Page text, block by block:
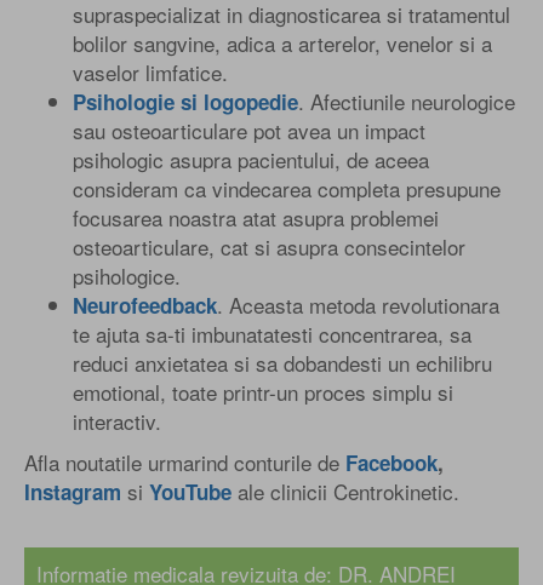
supraspecializat in diagnosticarea si tratamentul
bolilor sangvine, adica a arterelor, venelor si a
vaselor limfatice.
Psihologie si logopedie. Afectiunile neurologice
sau osteoarticulare pot avea un impact
psihologic asupra pacientului, de aceea
consideram ca vindecarea completa presupune
focusarea noastra atat asupra problemei
osteoarticulare, cat si asupra consecintelor
psihologice.
Neurofeedback. Aceasta metoda revolutionara
te ajuta sa-ti imbunatatesti concentrarea, sa
reduci anxietatea si sa dobandesti un echilibru
emotional, toate printr-un proces simplu si
interactiv.
Afla noutatile urmarind conturile de Facebook,
Instagram si YouTube ale clinicii Centrokinetic.
Informatie medicala revizuita de: DR. ANDREI